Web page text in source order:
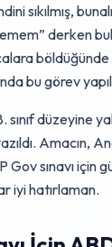
sıkılmış,
derken
bu görev
sınıf düzeyine
Amacın,
sınavı için
iyi hatırlaman.